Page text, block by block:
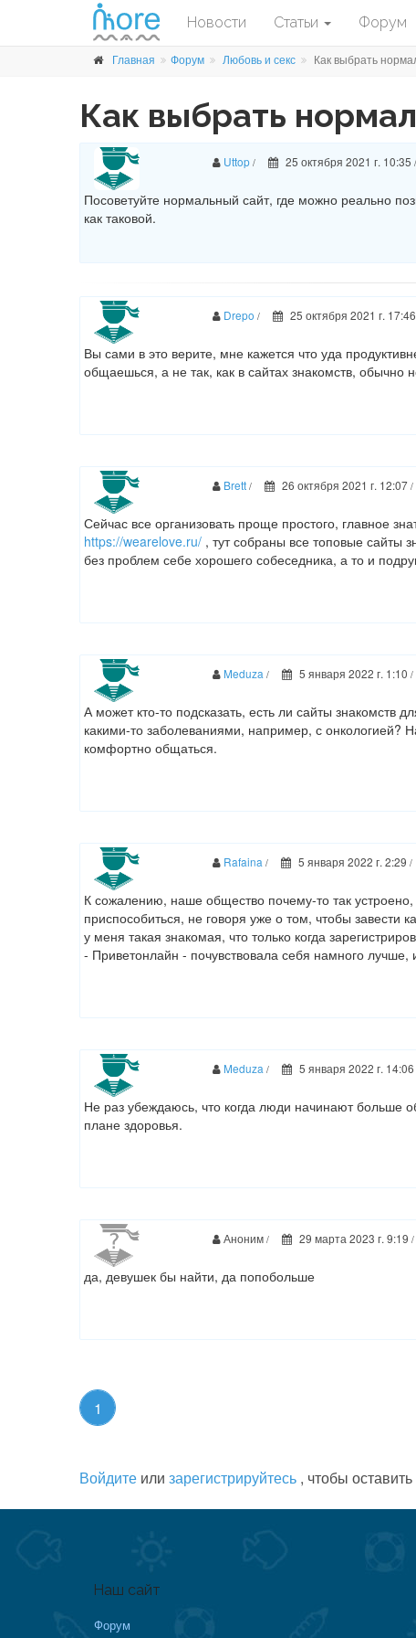
Новости Статьи Форум
Главная Форум Любовь и секс Как выбрать
Как выбрать
Uttop / 25 октября 2021 г. 10:35 /
Посоветуйте нормальный сайт, где можно реально
как таковой.
Drepo / 25 октября 2021 г. 17:46
Вы сами в это верите, мне кажется что уда
общаешься, а не так, как в сайтах знакомств, обычно
Brett / 26 октября 2021 г. 12:07 /
Сейчас все организовать проще простого, главное
https://wearelove.ru/ , тут собраны все топовые сайты
без проблем себе хорошего собеседника, а то и
Meduza / 5 января 2022 г. 1:10 /
А может кто-то подсказать, есть ли сайты
какими-то заболеваниями, например, с онкологией?
комфортно общаться.
Rafaina / 5 января 2022 г. 2:29 /
К сожалению, наше общество почему-то так
приспособиться, не говоря уже о том, чтобы завести
у меня такая знакомая, что только когда
- Приветонлайн - почувствовала себя намного лучше,
Meduza / 5 января 2022 г. 14:06
Не раз убеждаюсь, что когда люди начинают больше
плане здоровья.
Аноним / 29 марта 2023 г. 9:19 /
да, девушек бы найти, да попобольше
1
Войдите или зарегистрируйтесь , чтобы
Наш сайт
Форум